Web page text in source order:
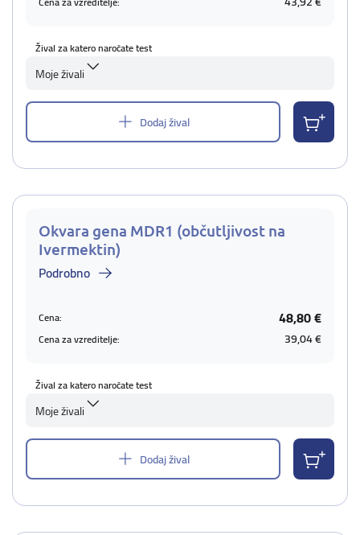
Žival za katero naročate test
Moje živali
Dodaj žival
Okvara gena MDR1 (občutljivost na
Ivermektin)
Podrobno
Cena: 48,80 €
Cena za vzreditelje: 39,04 €
Žival za katero naročate test
Moje živali
Dodaj žival